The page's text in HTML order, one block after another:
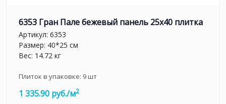
6353 Гран Пале бежевый панель 25x40 плитка
Артикул: 6353
Размер: 40*25 см
Вес: 14.72 кг
Плиток в упаковке: 9шт
1 335.90 руб./м2